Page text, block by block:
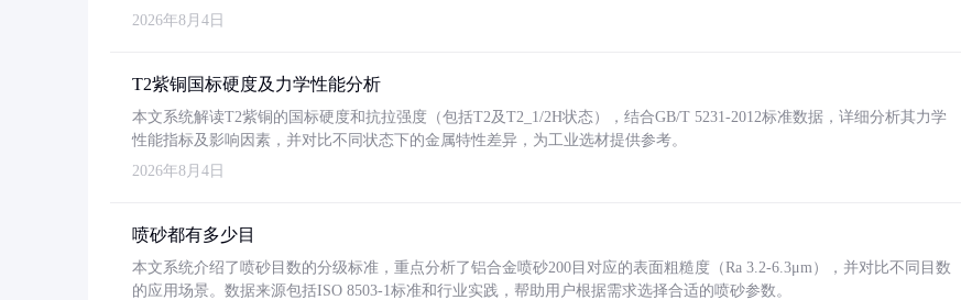
2026年8月4日
T2紫铜国标硬度及力学性能分析
本文系统解读T2紫铜的国标硬度和抗拉强度（包括T2及T2_1/2H状态），结合GB/T 5231-2012标准数据，详细分析其力学
性能指标及影响因素，并对比不同状态下的金属特性差异，为工业选材提供参考。
2026年8月4日
喷砂都有多少目
本文系统介绍了喷砂目数的分级标准，重点分析了铝合金喷砂200目对应的表面粗糙度（Ra 3.2-6.3μm），并对比不同目数
的应用场景。数据来源包括ISO 8503-1标准和行业实践，帮助用户根据需求选择合适的喷砂参数。